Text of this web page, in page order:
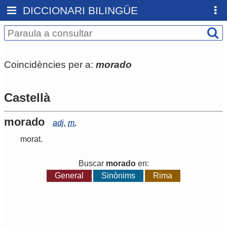
DICCIONARI BILINGÜE
Coincidències per a: morado
Castellà
morado adj. m.
morat.
Buscar moradoen:
General
Sinònims Rima